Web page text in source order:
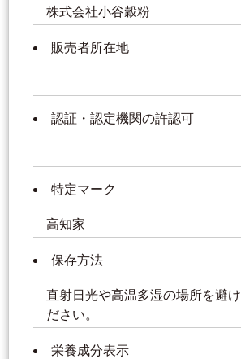
株式会社小谷穀粉
販売者所在地
認証・認定機関の許認可
特定マーク
高知家
保存方法
直射日光や高温多湿の場所を避
ださい。
栄養成分表示